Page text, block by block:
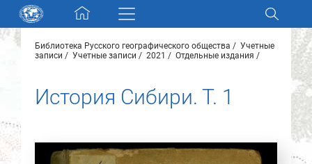
Skip navigation
Разделы и коллекции
Электронный каталог
Новости
Библиотека Русского географического общества
Учетные
записи
Учетные записи 2021 Отдельные издания
История Сибири. Т. 1